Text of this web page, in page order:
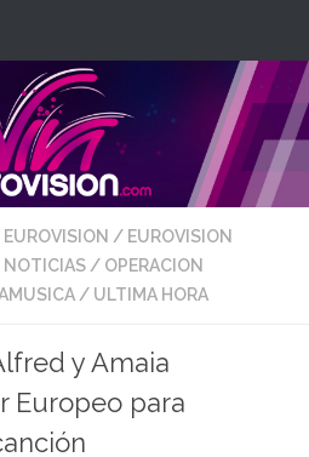
EUROVISION / EUROVISION
NOTICIAS/ OPERACION
/ ULTIMA HORA
y Amaia
Europeo para